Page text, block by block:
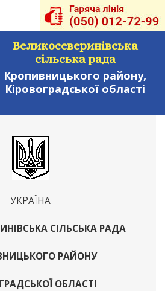
Великосеверинівська
сільська рада
Кропивницького району,
Кіровоградської області
УКРАЇНА
СІЛЬСЬКА РАДА
РАЙОНУ
ОБЛАСТІ